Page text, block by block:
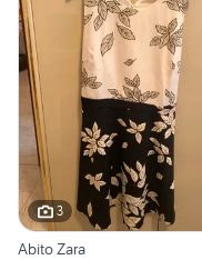
3
Abito Zara